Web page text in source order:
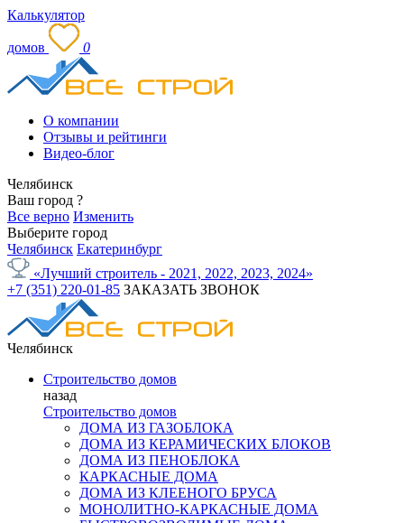
Калькулятор
домов 0
О компании
Отзывы и рейтинги
Видео-блог
Челябинск
Ваш город ?
Все верно Изменить
Выберите город
Челябинск Екатеринбург
«Лучший строитель - 2021, 2022, 2023, 2024»
+7 (351) 220-01-85 ЗАКАЗАТЬ ЗВОНОК
Челябинск
Строительство домов
назад
Строительство домов
ДОМА ИЗ ГАЗОБЛОКА
ДОМА ИЗ КЕРАМИЧЕСКИХ БЛОКОВ
ДОМА ИЗ ПЕНОБЛОКА
КАРКАСНЫЕ ДОМА
ДОМА ИЗ КЛЕЕНОГО БРУСА
МОНОЛИТНО-КАРКАСНЫЕ ДОМА